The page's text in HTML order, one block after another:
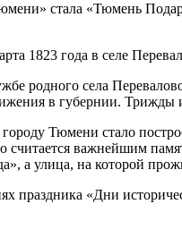
стала «Тюмень
1823 года в селе
родного села
в губернии. Трижды
Тюмени стало
важнейшим
а улица, на которой
праздника «Дни